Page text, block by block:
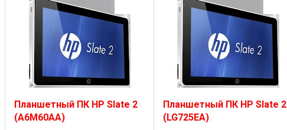
Планшетный ПК HP Slate 2
(A6M60AA)
Планшетный ПК HP Slate 2
(LG725EA)